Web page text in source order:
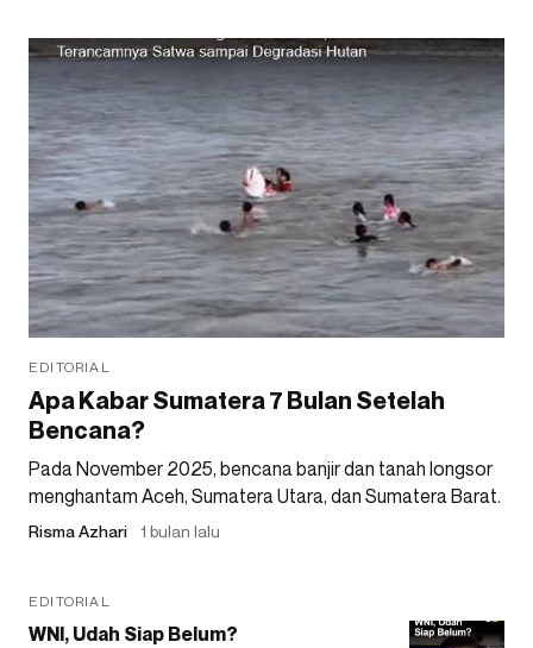
EDITORIAL
Apa Kabar Sumatera 7 Bulan Setelah
Bencana?
Pada November 2025, bencana banjir dan tanah longsor
menghantam Aceh, Sumatera Utara, dan Sumatera Barat.
Risma Azhari 1 bulan lalu
EDITORIAL
WNI, Udah Siap Belum?